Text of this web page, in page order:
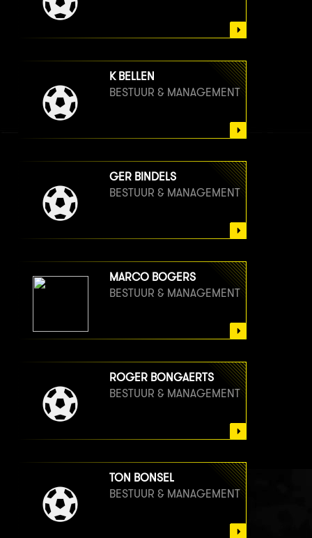
K BELLEN
BESTUUR & MANAGEMENT
GER BINDELS
BESTUUR & MANAGEMENT
MARCO BOGERS
BESTUUR & MANAGEMENT
ROGER BONGAERTS
BESTUUR & MANAGEMENT
TON BONSEL
BESTUUR & MANAGEMENT